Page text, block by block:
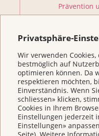
Privatsphäre-
Wir verwenden
bestmöglich auf
optimieren können. Da
respektieren möchten,
Einverständnis. Wenn
schliessen» klicken,
Cookies in Ihrem
Einstellungen jederzeit
Einstellungen»
Prävention
Über